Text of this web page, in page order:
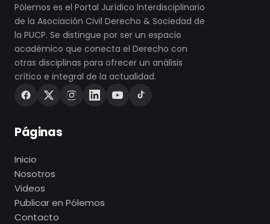
Pólemos es el Portal Jurídico Interdisciplinario
de la Asociación Civil Derecho & Sociedad de
la PUCP. Se distingue por ser un espacio
académico que conecta el Derecho con
otras disciplinas para ofrecer un análisis
crítico e integral de la actualidad.
Páginas
Inicio
Nosotros
Videos
Publicar en Pólemos
Contacto